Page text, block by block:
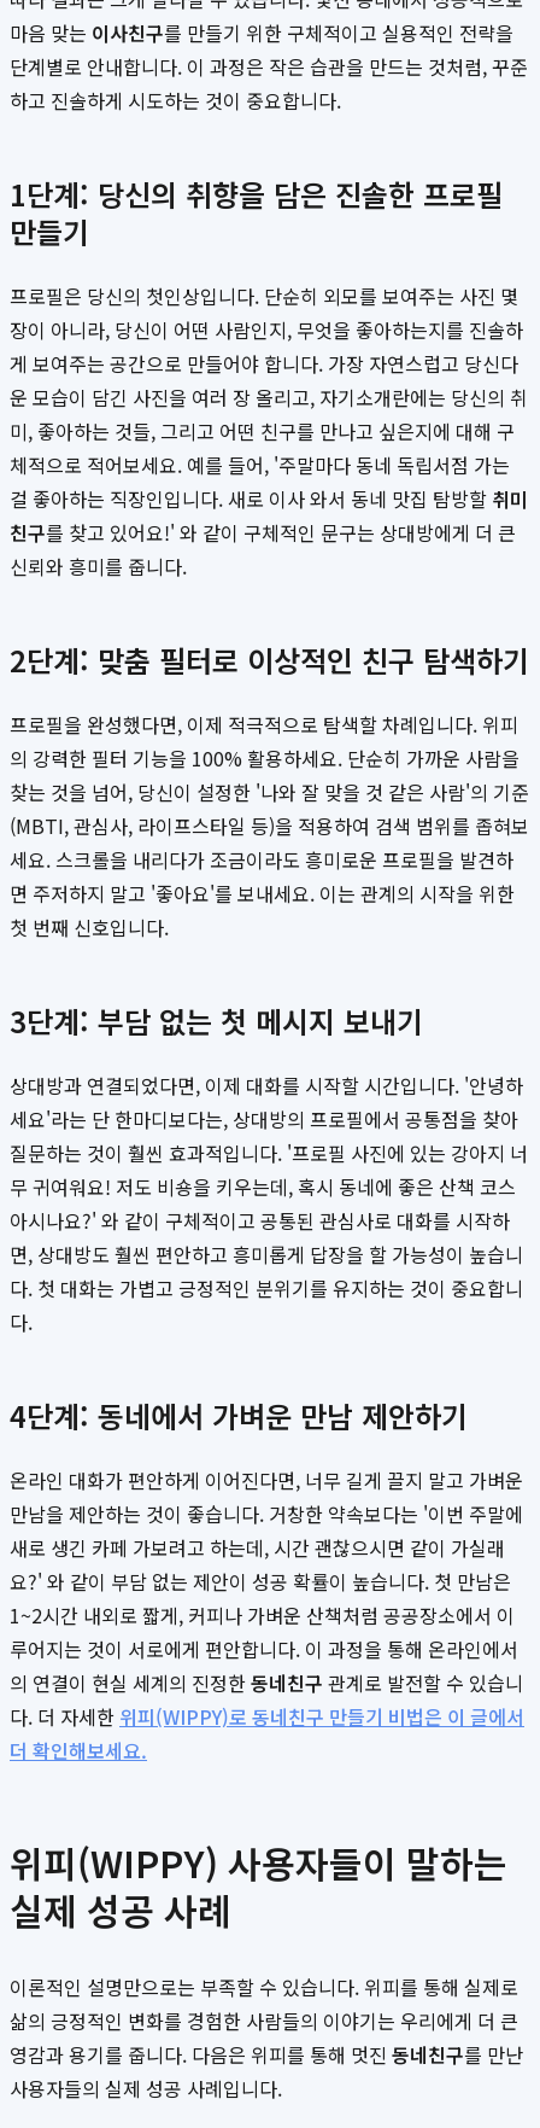
마음 맞는 이사친구를 만들기 위한 구체적이고 실용적인 전략을
단계별로 안내합니다. 이 과정은 작은 습관을 만드는 것처럼, 꾸준
하고 진솔하게 시도하는 것이 중요합니다.
1단계: 당신의 취향을 담은 진솔한 프로필
만들기
프로필은 당신의 첫인상입니다. 단순히 외모를 보여주는 사진 몇
장이 아니라, 당신이 어떤 사람인지, 무엇을 좋아하는지를 진솔하
게 보여주는 공간으로 만들어야 합니다. 가장 자연스럽고 당신다
운 모습이 담긴 사진을 여러 장 올리고, 자기소개란에는 당신의 취
미, 좋아하는 것들, 그리고 어떤 친구를 만나고 싶은지에 대해 구
체적으로 적어보세요. 예를 들어, '주말마다 동네 독립서점 가는
걸 좋아하는 직장인입니다. 새로 이사 와서 동네 맛집 탐방할 취미
친구를 찾고 있어요!' 와 같이 구체적인 문구는 상대방에게 더 큰
신뢰와 흥미를 줍니다.
2단계: 맞춤 필터로 이상적인 친구 탐색하기
프로필을 완성했다면, 이제 적극적으로 탐색할 차례입니다. 위피
의 강력한 필터 기능을 100% 활용하세요. 단순히 가까운 사람을
찾는 것을 넘어, 당신이 설정한 '나와 잘 맞을 것 같은 사람'의 기준
(MBTI, 관심사, 라이프스타일 등)을 적용하여 검색 범위를 좁혀보
세요. 스크롤을 내리다가 조금이라도 흥미로운 프로필을 발견하
면 주저하지 말고 '좋아요'를 보내세요. 이는 관계의 시작을 위한
첫 번째 신호입니다.
3단계: 부담 없는 첫 메시지 보내기
상대방과 연결되었다면, 이제 대화를 시작할 시간입니다. '안녕하
세요'라는 단 한마디보다는, 상대방의 프로필에서 공통점을 찾아
질문하는 것이 훨씬 효과적입니다. '프로필 사진에 있는 강아지 너
무 귀여워요! 저도 비숑을 키우는데, 혹시 동네에 좋은 산책 코스
아시나요?' 와 같이 구체적이고 공통된 관심사로 대화를 시작하
면, 상대방도 훨씬 편안하고 흥미롭게 답장을 할 가능성이 높습니
다. 첫 대화는 가볍고 긍정적인 분위기를 유지하는 것이 중요합니
다.
4단계: 동네에서 가벼운 만남 제안하기
온라인 대화가 편안하게 이어진다면, 너무 길게 끌지 말고 가벼운
만남을 제안하는 것이 좋습니다. 거창한 약속보다는 '이번 주말에
새로 생긴 카페 가보려고 하는데, 시간 괜찮으시면 같이 가실래
요?' 와 같이 부담 없는 제안이 성공 확률이 높습니다. 첫 만남은
1~2시간 내외로 짧게, 커피나 가벼운 산책처럼 공공장소에서 이
루어지는 것이 서로에게 편안합니다. 이 과정을 통해 온라인에서
의 연결이 현실 세계의 진정한동네친구 관계로 발전할 수 있습니
다. 더 자세한 위피(WIPPY)로 동네친구 만들기 비법은 이 글에서
더 확인해보세요.
위피(WIPPY) 사용자들이 말하는
실제 성공 사례
이론적인 설명만으로는 부족할 수 있습니다. 위피를 통해 실제로
삶의 긍정적인 변화를 경험한 사람들의 이야기는 우리에게 더 큰
영감과 용기를 줍니다. 다음은 위피를 통해 멋진 동네친구를 만난
사용자들의 실제 성공 사례입니다.